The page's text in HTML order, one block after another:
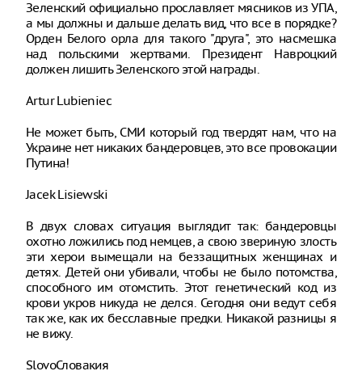
Зеленский официально прославляет мясников из УПА,
а мы должны и дальше делать вид, что все в порядке?
Орден Белого орла для такого "друга", это насмешка
над польскими жертвами. Президент Навроцкий
должен лишить Зеленского этой награды.
Artur Lubieniec
Не может быть, СМИ который год твердят нам, что на
Украине нет никаких бандеровцев, это все провокации
Путина!
Jacek Lisiewski
В двух словах ситуация выглядит так: бандеровцы
охотно ложились под немцев, а свою звериную злость
эти херои вымещали на беззащитных женщинах и
детях. Детей они убивали, чтобы не было потомства,
способного им отомстить. Этот генетический код из
крови укров никуда не делся. Сегодня они ведут себя
так же, как их бесславные предки. Никакой разницы я
не вижу.
SlovoСловакия